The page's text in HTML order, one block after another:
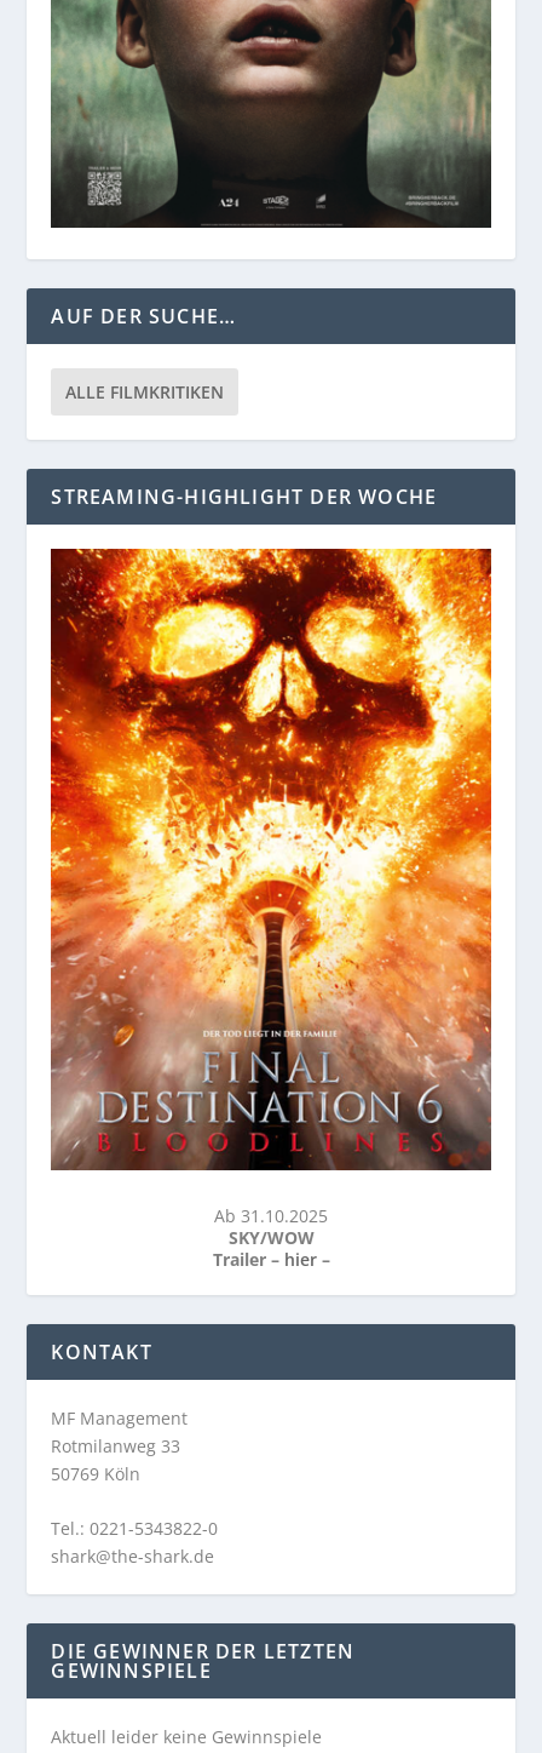
AUF DER SUCHE…
ALLE FILMKRITIKEN
STREAMING-HIGHLIGHT DER WOCHE
Ab 31.10.2025
SKY/WOW
Trailer – hier –
KONTAKT
MF Management
Rotmilanweg 33
50769 Köln
Tel.: 0221-5343822-0
shark@the-shark.de
DIE GEWINNER DER LETZTEN
GEWINNSPIELE
Aktuell leider keine Gewinnspiele